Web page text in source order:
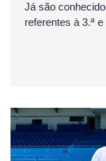
Já são
referentes à 3.ª